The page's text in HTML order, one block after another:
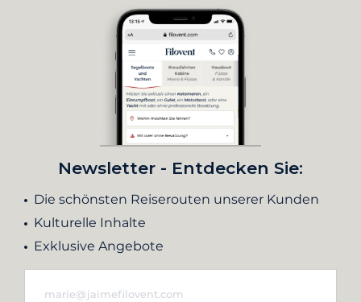
Newsletter - Entdecken Sie:
Die schönsten Reiserouten unserer Kunden
Kulturelle Inhalte
Exklusive Angebote